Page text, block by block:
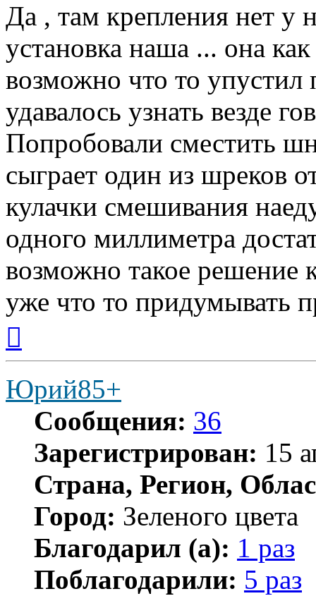
Да , там крепления нет у
установка наша ... она
возможно что то упустил
удавалось узнать везде
Попробовали сместить
сыграет один из шреков
кулачки смешивания
одного миллиметра
возможно такое решение
уже что то придумывать
началу
Юрий85+
Сообщения: 36
Зарегистрирован: 15
Страна, Регион,
Город: Зеленого цвета
Благодарил (а): 1 раз
Поблагодарили: 5 раз